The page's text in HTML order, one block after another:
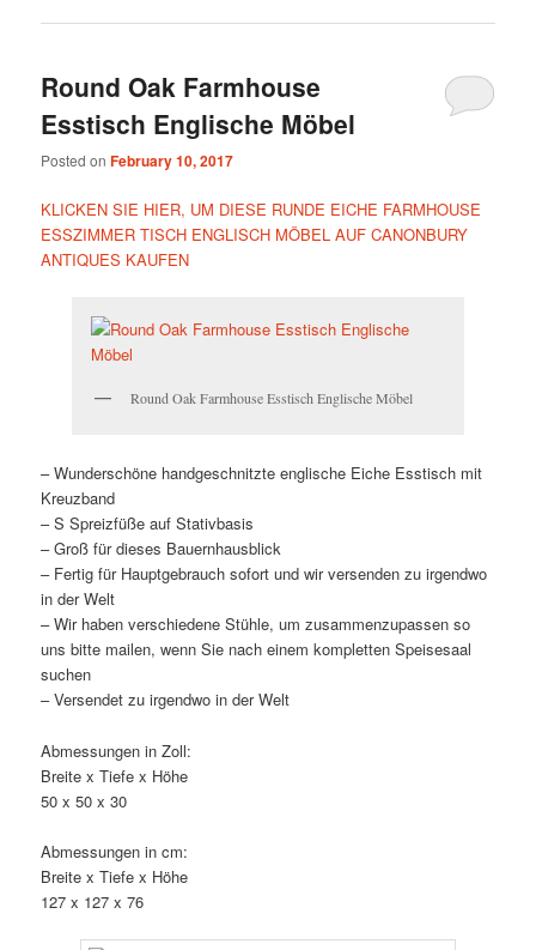
Round Oak Farmhouse
Esstisch Englische Möbel
Posted onFebruary 10, 2017
KLICKEN SIE HIER, UM DIESE RUNDE EICHE FARMHOUSE
ESSZIMMER TISCH ENGLISCH MÖBEL AUF CANONBURY
ANTIQUES KAUFEN
Round Oak Farmhouse Esstisch Englische Möbel
– Wunderschöne handgeschnitzte englische Eiche Esstisch mit
Kreuzband
– S Spreizfüße auf Stativbasis
– Groß für dieses Bauernhausblick
– Fertig für Hauptgebrauch sofort und wir versenden zu irgendwo
in der Welt
– Wir haben verschiedene Stühle, um zusammenzupassen so
uns bitte mailen, wenn Sie nach einem kompletten Speisesaal
suchen
– Versendet zu irgendwo in der Welt
Abmessungen in Zoll:
Breite x Tiefe x Höhe
50 x 50 x 30
Abmessungen in cm:
Breite x Tiefe x Höhe
127 x 127 x 76